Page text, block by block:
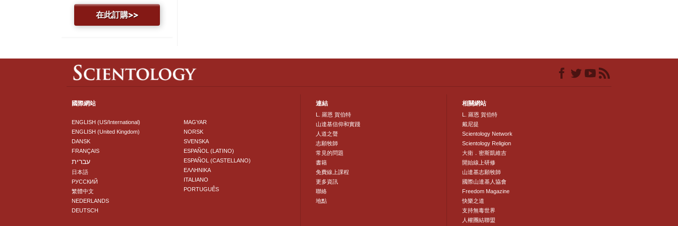
在此訂購>>
國際網站
ENGLISH (US/International)
ENGLISH (United Kingdom)
DANSK
FRANÇAIS
עברית
日本語
РУССКИЙ
繁體中文
NEDERLANDS
DEUTSCH
MAGYAR
NORSK
SVENSKA
ESPAÑOL (LATINO)
ESPAÑOL (CASTELLANO)
ΕΛΛΗΝΙΚA
ITALIANO
PORTUGUÊS
連結
L. 羅恩 賀伯特
山達基信仰和實踐
人道之聲
志願牧師
常見的問題
書籍
免費線上課程
更多資訊
聯絡
地點
相關網站
L. 羅恩 賀伯特
戴尼提
Scientology Network
Scientology Religion
大衛．密斯凱維吉
開始線上研修
山達基志願牧師
國際山達基人協會
Freedom Magazine
快樂之道
支持無毒世界
人權團結聯盟